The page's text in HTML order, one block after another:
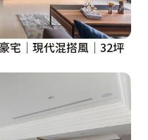
宅│現代混搭風│32坪